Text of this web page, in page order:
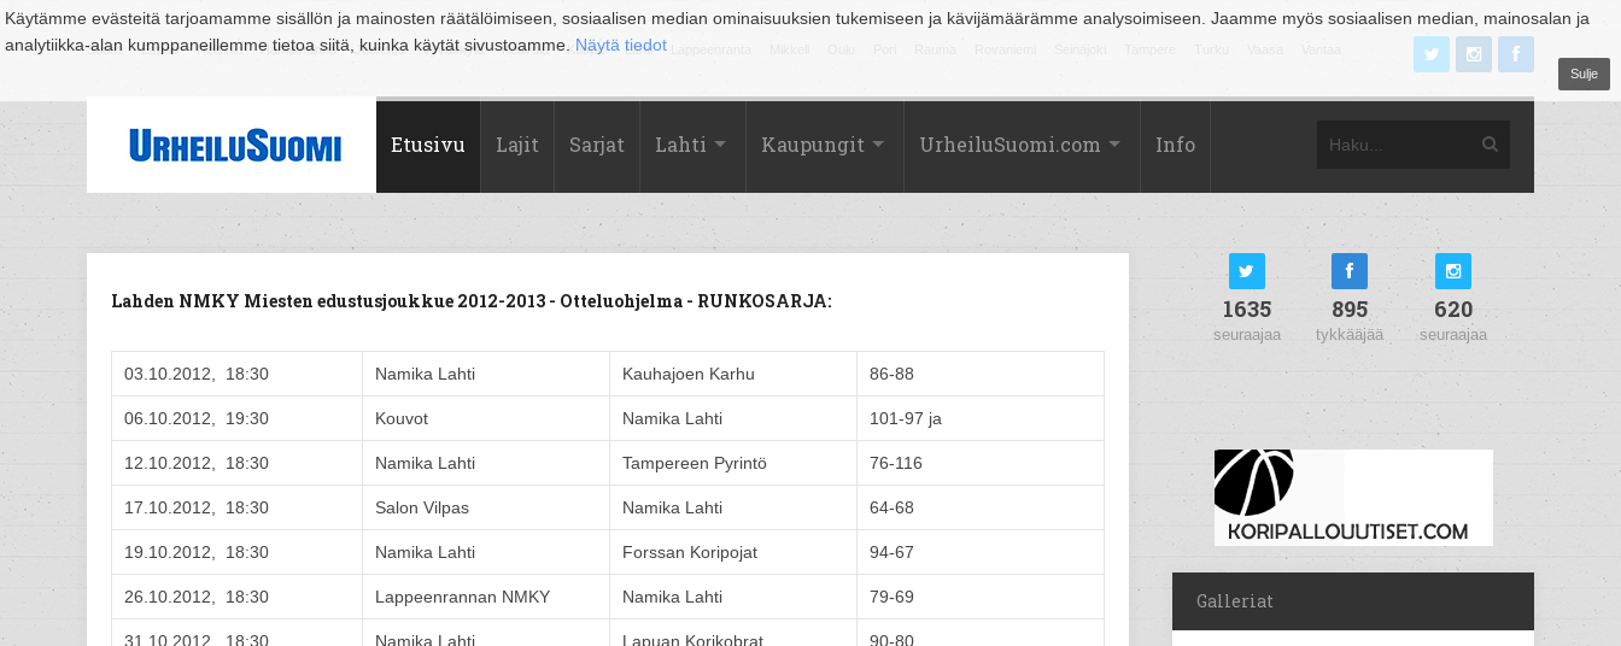
Käytämme evästeitä tarjoamamme sisällön ja mainosten räätälöimiseen, sosiaalisen median ominaisuuksien tukemiseen ja kävijämäärämme analysoimiseen. Jaamme myös sosiaalisen median, mainosalan ja
analytiikka-alan kumppaneillemme tietoa siitä, kuinka käytät sivustoamme. Näytä tiedot
Sulje
Suomi Espoo Helsinki Hämeenlinna Joensuu Jyväskylä Kouvola Kuopio Lahti
Etusivu Lajit Sarjat Lahti Kaupungit UrheiluSuomi.com Info
Lahden NMKY Miesten edustusjoukkue 2012-2013 - Otteluohjelma - RUNKOSARJA:
03.10.2012, 18:30 Namika Lahti Kauhajoen Karhu 86-88
06.10.2012, 19:30 Kouvot Namika Lahti 101-97 ja
12.10.2012, 18:30 Namika Lahti Tampereen Pyrintö 76-116
17.10.2012, 18:30 Salon Vilpas Namika Lahti 64-68
19.10.2012, 18:30 Namika Lahti Forssan Koripojat 94-67
26.10.2012, 18:30 Lappeenrannan NMKY Namika Lahti 79-69
31.10.2012, 18:30 Namika Lahti Lapuan Korikobrat 90-80
1635
seuraajaa
895
tykkääjää
620
seuraajaa
Galleriat